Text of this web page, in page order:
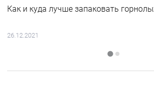
Как и куда лучше запаковать
26.12.2021